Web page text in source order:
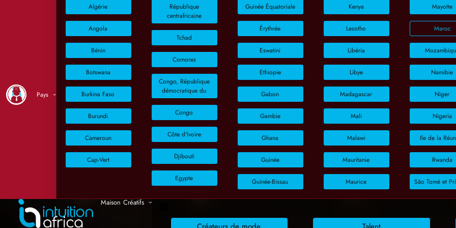
Pays
Algérie
Angola
Bénin
Botswana
Burkina Faso
Burundi
Cameroun
Cap-Vert
République
centrafricaine
Tchad
Comores
Congo, République
démocratique du
Congo
Côte d'Ivoire
Djibouti
Egypte
Guinée Équatoriale
Érythrée
Eswatini
Ethiopie
Gabon
Gambie
Ghana
Guinée
Guinée-Bissau
Kenya
Lesotho
Libéria
Libye
Madagascar
Mali
Malawi
Mauritanie
Maurice
Mayotte
Maroc
Namibie
Niger
Nigeria
Ile de la
Rwanda
São Tomé et
Maison Créatifs